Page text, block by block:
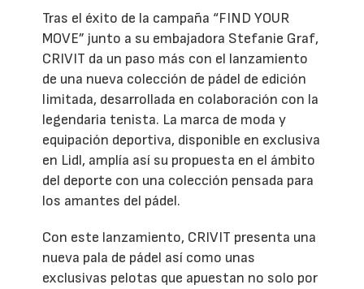
Tras el éxito de la campaña “FIND YOUR
MOVE” junto a su embajadora Stefanie Graf,
CRIVIT da un paso más con el lanzamiento
de una nueva colección de pádel de edición
limitada, desarrollada en colaboración con la
legendaria tenista. La marca de moda y
equipación deportiva, disponible en exclusiva
en Lidl, amplía así su propuesta en el ámbito
del deporte con una colección pensada para
los amantes del pádel.
Con este lanzamiento, CRIVIT presenta una
nueva pala de pádel así como unas
exclusivas pelotas que apuestan no solo por